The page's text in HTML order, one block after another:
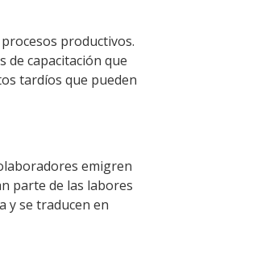
productivos.
de capacitación que
tardíos que pueden
emigren
parte de las labores
y se traducen en